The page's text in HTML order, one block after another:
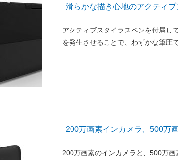
滑らかな描き心地のアクティ
アクティブスタイラスペンを付属し
を発生させることで、わずかな筆圧
200万画素インカメラ、500万
200万画素のインカメラと、500万